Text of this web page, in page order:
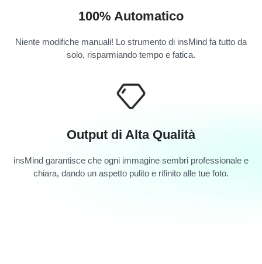
100% Automatico
Niente modifiche manuali! Lo strumento di insMind fa tutto da
solo, risparmiando tempo e fatica.
Output di Alta Qualità
insMind garantisce che ogni immagine sembri professionale e
chiara, dando un aspetto pulito e rifinito alle tue foto.